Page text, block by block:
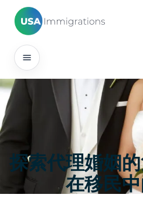
探索代理婚姻
在移民